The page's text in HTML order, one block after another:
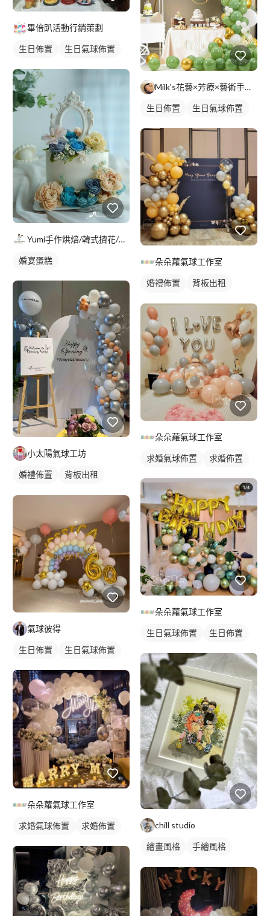
畢倍趴活動行銷策劃
生日佈置 生日氣球佈置
Yumi手作烘焙/韓式擠花/flowers cake/香氛蠟
婚宴蛋糕
小太陽氣球工坊
婚禮佈置
背板出租
氣球彼得
生日佈置 生日氣球佈置
朵朵蘿氣球工作室
求婚氣球佈置 求婚佈置
Milk's花藝×芳療×藝術手作工作室
生日佈置 生日氣球佈置
朵朵蘿氣球工作室
婚禮佈置
背板出租
朵朵蘿氣球工作室
求婚氣球佈置 求婚佈置
朵朵蘿氣球工作室
生日氣球佈置 生日佈置
chill studio
繪畫風格
手繪風格